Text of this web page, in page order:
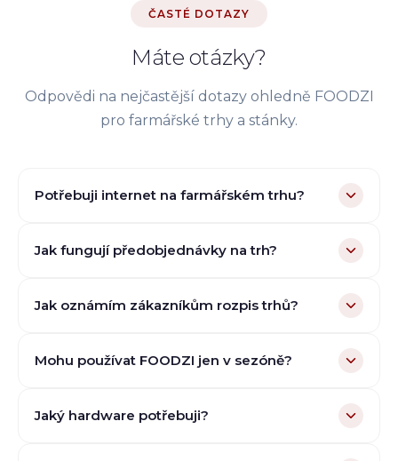
ČASTÉ DOTAZY
Máte otázky?
Odpovědi na nejčastější dotazy ohledně FOODZI
pro farmářské trhy a stánky.
Potřebuji internet na farmářském trhu?
Jak fungují předobjednávky na trh?
Jak oznámím zákazníkům rozpis trhů?
Mohu používat FOODZI jen v sezóně?
Jaký hardware potřebuji?